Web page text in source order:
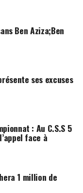
Ben Aziza;Ben
ses excuses
: Au C.S.S 5
face à
1 million de